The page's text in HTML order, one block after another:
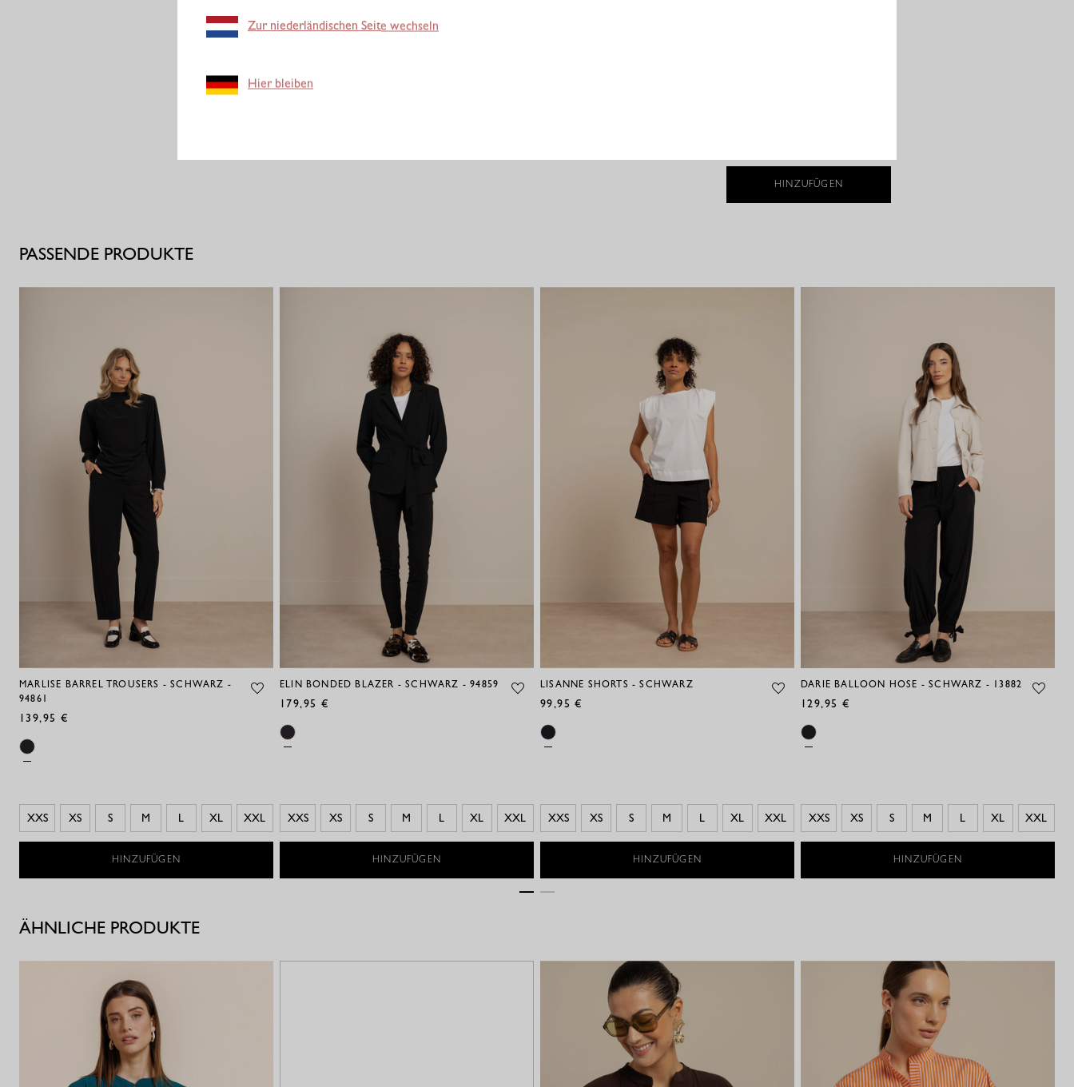
HINZUFÜGEN
PASSENDE PRODUKTE
MARLISE BARREL TROUSERS - SCHWARZ -
94861
139,95 €
XXS XS S M L XL XXL
HINZUFÜGEN
ELIN BONDED BLAZER - SCHWARZ - 94859
179,95 €
XXS XS S M L XL XXL
HINZUFÜGEN
LISANNE SHORTS - SCHWARZ
99,95 €
XXS XS S M L XL XXL
HINZUFÜGEN
DARIE BALLOON HOSE - SCHWARZ - 13882
129,95 €
XXS XS S M L XL XXL
HINZUFÜGEN
ÄHNLICHE PRODUKTE
Zur niederländischen Seite wechseln
Hier bleiben